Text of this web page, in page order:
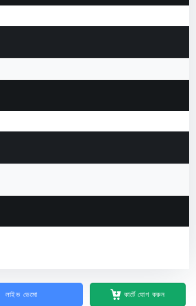
লাইভ ডেমো কার্টে যোগ করুন